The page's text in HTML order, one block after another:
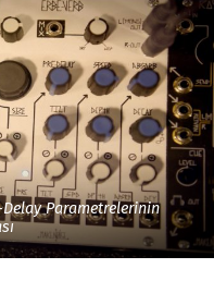
Parametrelerinin